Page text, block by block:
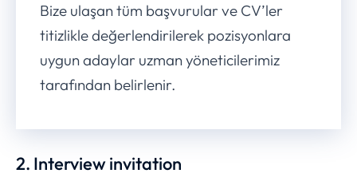
Bize ulaşan tüm başvurular ve CV’ler
titizlikle değerlendirilerek pozisyonlara
uygun adaylar uzman yöneticilerimiz
tarafından belirlenir.
2. Interview invitation